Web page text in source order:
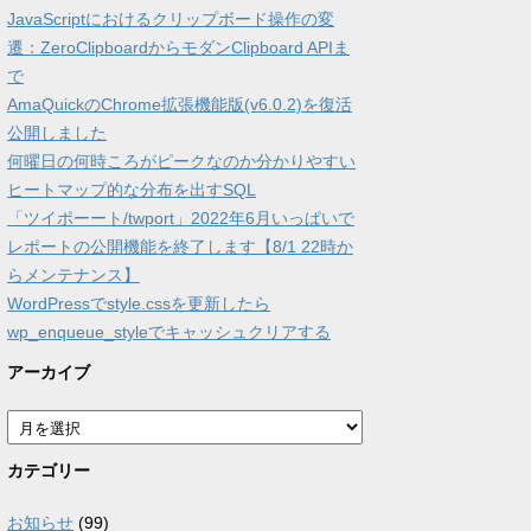
JavaScriptにおけるクリップボード操作の変
遷：ZeroClipboardからモダンClipboard APIま
で
AmaQuickのChrome拡張機能版(v6.0.2)を復活
公開しました
何曜日の何時ころがピークなのか分かりやすい
ヒートマップ的な分布を出すSQL
「ツイポーート/twport」2022年6月いっぱいで
レポートの公開機能を終了します【8/1 22時か
らメンテナンス】
WordPressでstyle.cssを更新したら
wp_enqueue_styleでキャッシュクリアする
アーカイブ
ア
ー
カ
ブ
カテゴリー
お知らせ (99)